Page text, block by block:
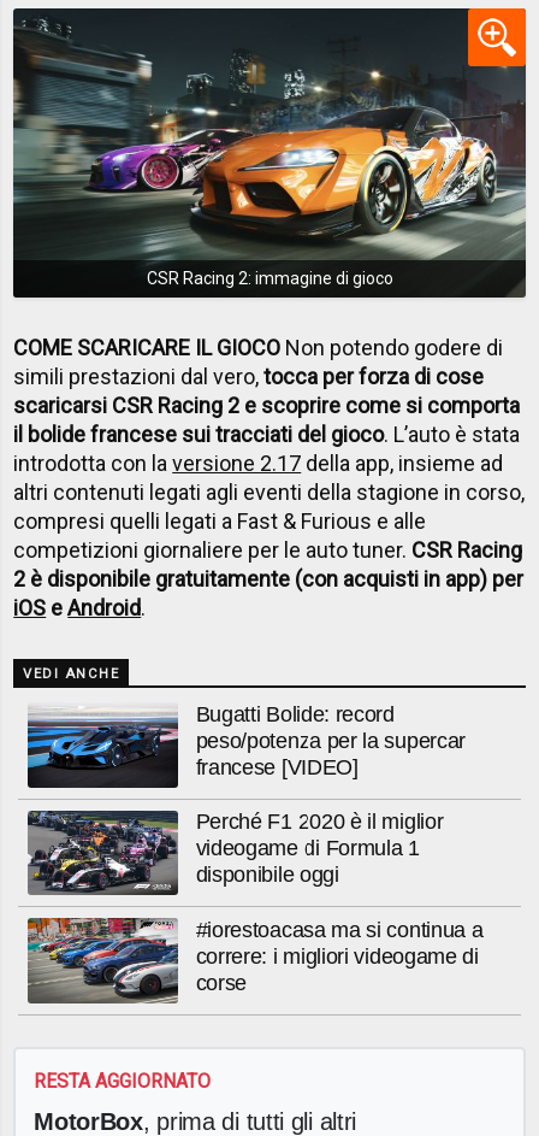
CSR Racing 2: immagine di gioco
COME SCARICARE IL GIOCO Non potendo godere di
simili prestazioni dal vero,tocca per forza di cose
scaricarsi CSR Racing 2 e scoprire come si comporta
il bolide francese sui tracciati del gioco. L’auto è stata
introdotta con laversione 2.17 della app, insieme ad
altri contenuti legati agli eventi della stagione in corso,
compresi quelli legati a Fast & Furious e alle
competizioni giornaliere per le auto tuner. CSR Racing
2 è disponibile gratuitamente (con acquisti in app) per
iOS eAndroid.
VEDI ANCHE
Bugatti Bolide: record
peso/potenza per la supercar
francese [VIDEO]
Perché F1 2020 è il miglior
videogame di Formula 1
disponibile oggi
#iorestoacasa ma si continua a
correre: i migliori videogame di
corse
RESTA AGGIORNATO
MotorBox, prima di tutti gli altri